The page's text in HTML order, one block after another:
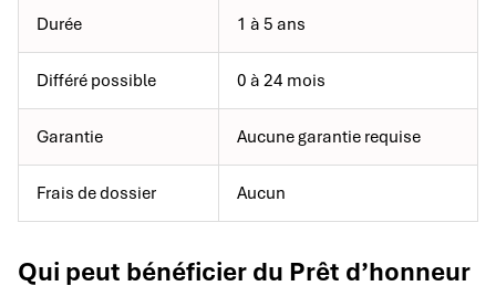
Durée 1 à 5 ans
Différé possible 0 à 24 mois
Garantie Aucune garantie requise
Frais de dossier Aucun
Qui peut bénéficier du Prêt d’honneur